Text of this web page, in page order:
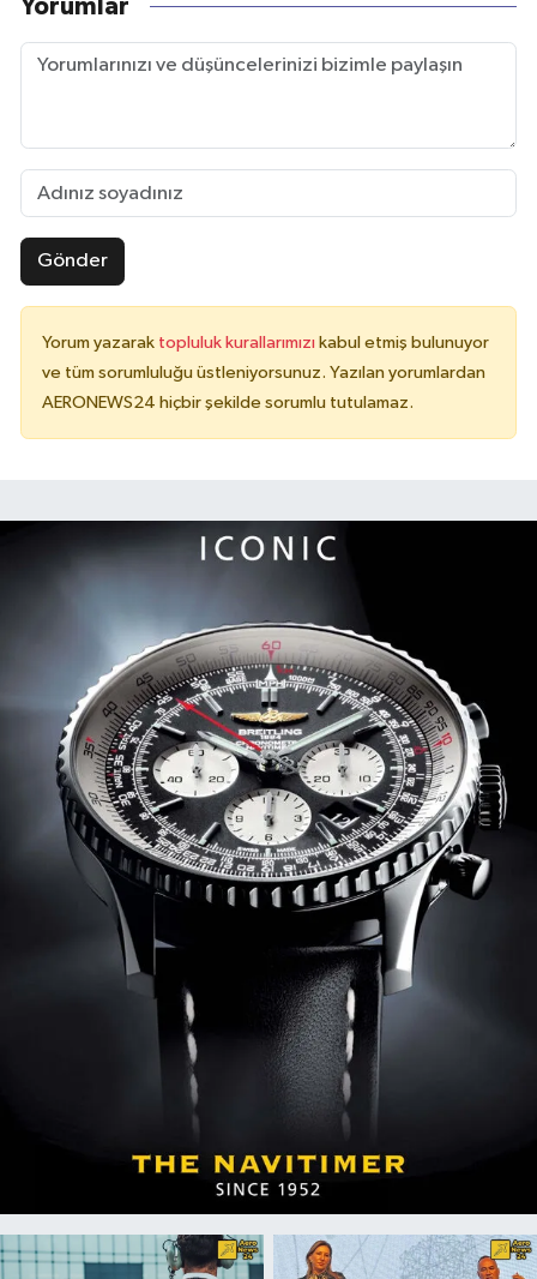
Yorumlar
Gönder
Yorum yazarak topluluk kurallarımızı kabul etmiş bulunuyor
ve tüm sorumluluğu üstleniyorsunuz. Yazılan yorumlardan
AERONEWS24 hiçbir şekilde sorumlu tutulamaz.